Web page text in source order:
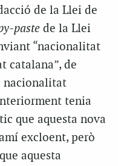
de la Llei de
paste de la Llei
“nacionalitat
catalana”, de
nacionalitat
tenia
que aquesta nova
excloent, però
aquesta